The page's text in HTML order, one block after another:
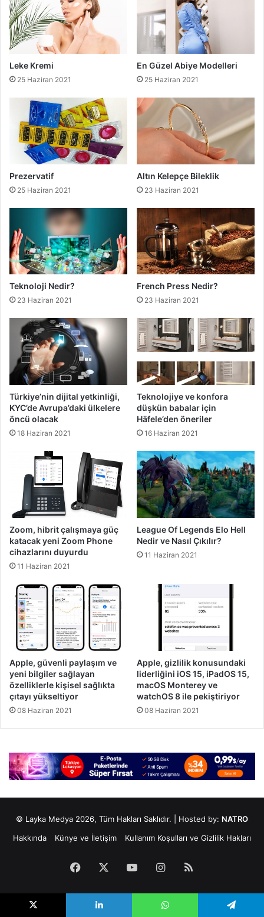
Leke Kremi
25 Haziran 2021
En Güzel Abiye Modelleri
25 Haziran 2021
Prezervatif
25 Haziran 2021
Altın Kelepçe Bileklik
23 Haziran 2021
Teknoloji Nedir?
23 Haziran 2021
French Press Nedir?
23 Haziran 2021
Türkiye’nin dijital yetkinliği,
KYC’de Avrupa’daki ülkelere
öncü olacak
18 Haziran 2021
Teknolojiye ve konfora
düşkün babalar için
Häfele’den öneriler
16 Haziran 2021
Zoom, hibrit çalışmaya güç
katacak yeni Zoom Phone
cihazlarını duyurdu
11 Haziran 2021
League Of Legends Elo Hell
Nedir ve Nasıl Çıkılır?
11 Haziran 2021
Apple, güvenli paylaşım ve
yeni bilgiler sağlayan
özelliklerle kişisel sağlıkta
çıtayı yükseltiyor
08 Haziran 2021
Apple, gizlilik konusundaki
liderliğini iOS 15, iPadOS 15,
macOS Monterey ve
watchOS 8 ile pekiştiriyor
08 Haziran 2021
© Layka Medya 2026, Tüm Hakları Saklıdır. | Hosted by: NATRO
Hakkında
Künye ve İletişim Kullanım Koşulları ve Gizlilik Hakları
Facebook YouTubeInstagram
RSS